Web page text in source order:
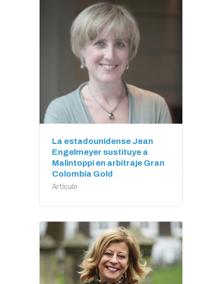
La estadounidense Jean
Engelmeyer sustituye a
Malintoppi en arbitraje Gran
Colombia Gold
Artículo